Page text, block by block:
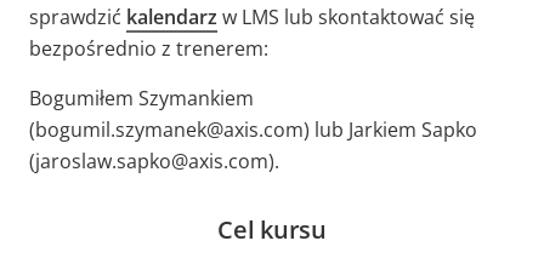
sprawdzić kalendarz w LMS lub skontaktować się
bezpośrednio z trenerem:
Bogumiłem Szymankiem
(bogumil.szymanek@axis.com) lub Jarkiem Sapko
(jaroslaw.sapko@axis.com).
Cel kursu